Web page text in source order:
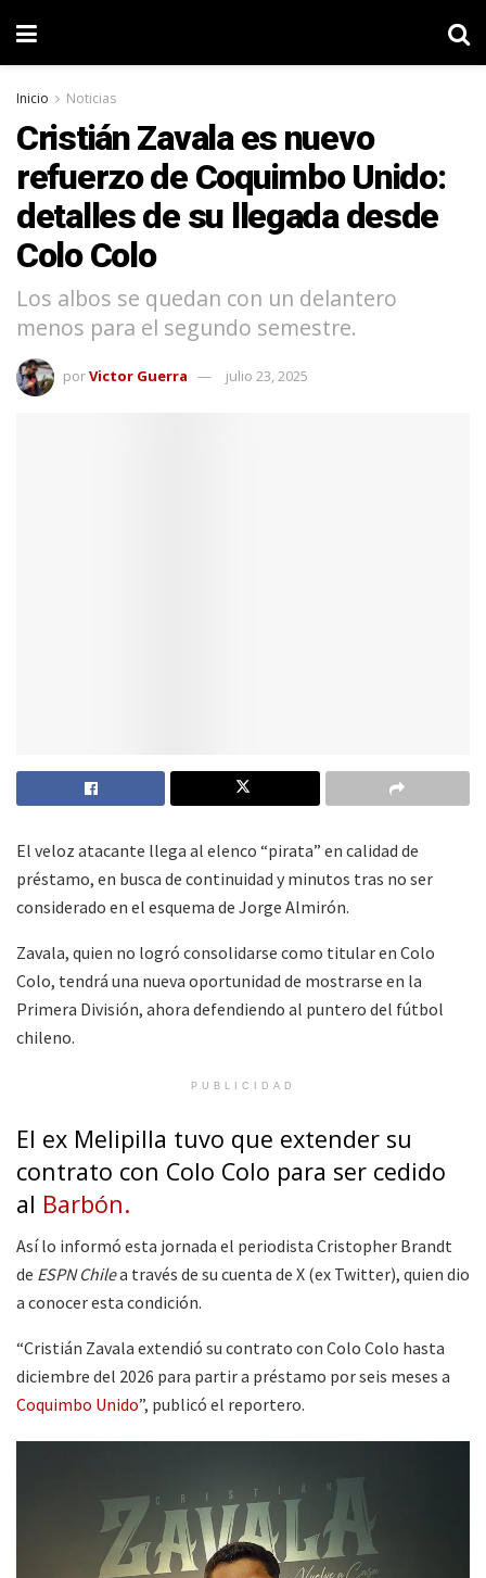
Inicio Noticias
Cristián Zavala es nuevo
refuerzo de Coquimbo Unido:
detalles de su llegada desde
Colo Colo
Los albos se quedan con un delantero
menos para el segundo semestre.
porVictor Guerra julio 23, 2025
El veloz atacante llega al elenco “pirata” en calidad de
préstamo, en busca de continuidad y minutos tras no ser
considerado en el esquema de Jorge Almirón.
Zavala, quien no logró consolidarse como titular en Colo
Colo, tendrá una nueva oportunidad de mostrarse en la
Primera División, ahora defendiendo al puntero del fútbol
chileno.
PUBLICIDAD
El ex Melipilla tuvo que extender su
contrato con Colo Colo para ser cedido
al Barbón.
Así lo informó esta jornada el periodista Cristopher Brandt
de ESPN Chilea través de su cuenta de X (ex Twitter), quien dio
a conocer esta condición.
“Cristián Zavala extendió su contrato con Colo Colo hasta
diciembre del 2026 para partir a préstamo por seis meses a
Coquimbo Unido”, publicó el reportero.